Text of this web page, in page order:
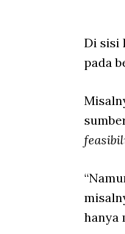
Di sisi
pada
hanya